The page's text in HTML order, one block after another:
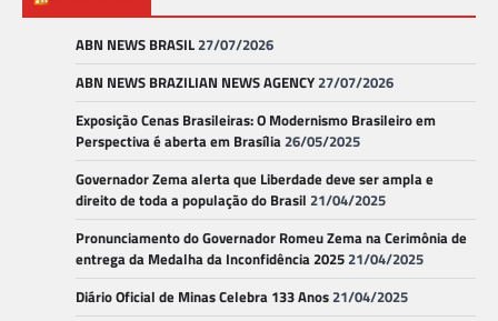
ABN NEWS BRASIL27/07/2026
ABN NEWS BRAZILIAN NEWS AGENCY27/07/2026
Exposição Cenas Brasileiras: O Modernismo Brasileiro em
Perspectiva é aberta em Brasília26/05/2025
Governador Zema alerta que Liberdade deve ser ampla e
direito de toda a população do Brasil 21/04/2025
Pronunciamento do Governador Romeu Zema na Cerimônia de
entrega da Medalha da Inconfidência 202521/04/2025
Diário Oficial de Minas Celebra 133 Anos21/04/2025